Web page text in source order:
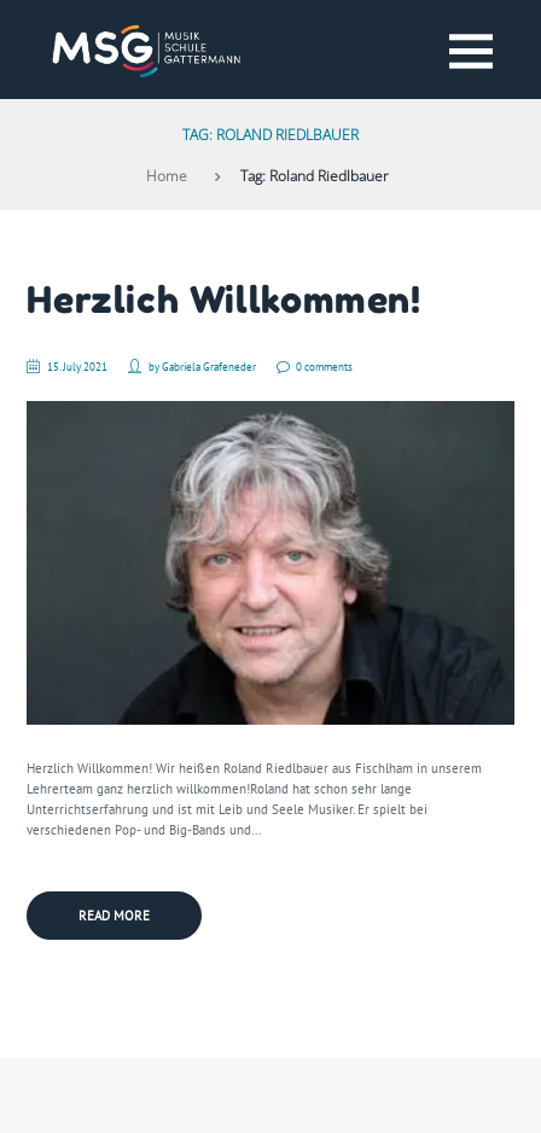
TAG: ROLAND RIEDLBAUER
Home Tag: Roland Riedlbauer
Herzlich Willkommen!
15. July 2021 byGabriela Grafeneder 0 comments
Herzlich Willkommen! Wir heißen Roland Riedlbauer aus Fischlham in unserem
Lehrerteam ganz herzlich willkommen!Roland hat schon sehr lange
Unterrichtserfahrung und ist mit Leib und Seele Musiker. Er spielt bei
verschiedenen Pop- und Big-Bands und...
READ MORE